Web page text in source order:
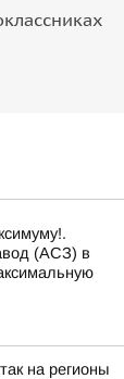
(АСЗ) в
на регионы